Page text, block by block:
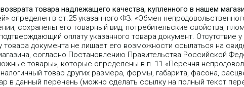
возврата товара надлежащего качества, купленного в нашем
определен в ст.25 указанного ФЗ: «Обмен
сохранены его товарный вид, потребительские свойства,
оплату указанного товара документ. Отсутствие
товара документа не лишает его возможности ссылаться на
согласно Постановлению Правительства Российской
товары», которые определены в п. 11 «Перечня
товар других размера, формы, габарита, фасона,
в данный перечень (можно сделать ссылку на полный текст